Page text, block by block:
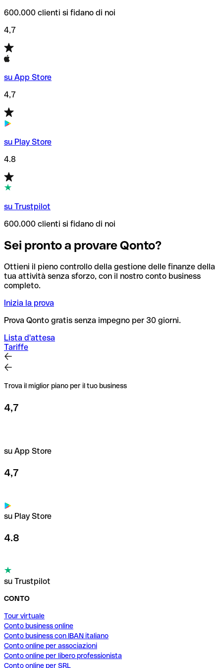
600.000 clienti si fidano di noi
4,7
su App Store
4,7
su Play Store
4.8
su Trustpilot
600.000 clienti si fidano di noi
Sei pronto a provare Qonto?
Ottieni il pieno controllo della gestione delle finanze della
tua attività senza sforzo, con il nostro conto business
completo.
Inizia la prova
Prova Qonto gratis senza impegno per 30 giorni.
Lista d'attesa
Tariffe
Trova il miglior piano per il tuo business
4,7
su App Store
4,7
su Play Store
4.8
su Trustpilot
CONTO
Tour virtuale
Conto business online
Conto business con IBAN italiano
Conto online per associazioni
Conto online per libero professionista
Conto online per SRL